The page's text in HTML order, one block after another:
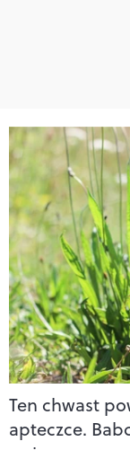
Ten chwast
apteczce.